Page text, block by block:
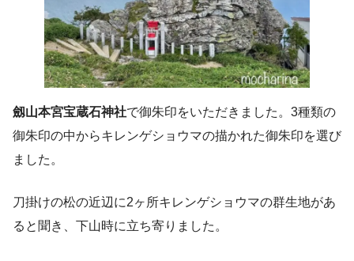
劔山本宮宝蔵石神社で御朱印をいただきました。3種類の
御朱印の中からキレンゲショウマの描かれた御朱印を選び
ました。
刀掛けの松の近辺に2ヶ所キレンゲショウマの群生地があ
ると聞き、下山時に立ち寄りました。